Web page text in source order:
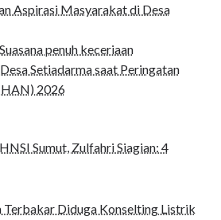
Aspirasi Masyarakat di Desa
Suasana penuh keceriaan
Setiadarma saat Peringatan
2026
Sumut, Zulfahri Siagian: 4
Terbakar Diduga Konselting Listrik